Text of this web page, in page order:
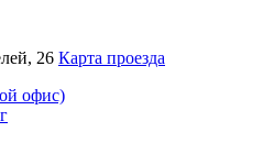
26 Карта проезда
офис)